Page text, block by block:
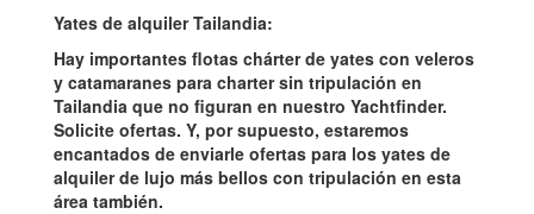
Yates de alquiler Tailandia:
Hay importantes flotas chárter de yates con veleros
y catamaranes para charter sin tripulación en
Tailandia que no figuran en nuestro Yachtfinder.
Solicite ofertas. Y, por supuesto, estaremos
encantados de enviarle ofertas para los yates de
alquiler de lujo más bellos con tripulación en esta
área también.